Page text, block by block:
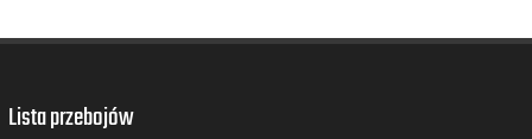
Lista przebojów